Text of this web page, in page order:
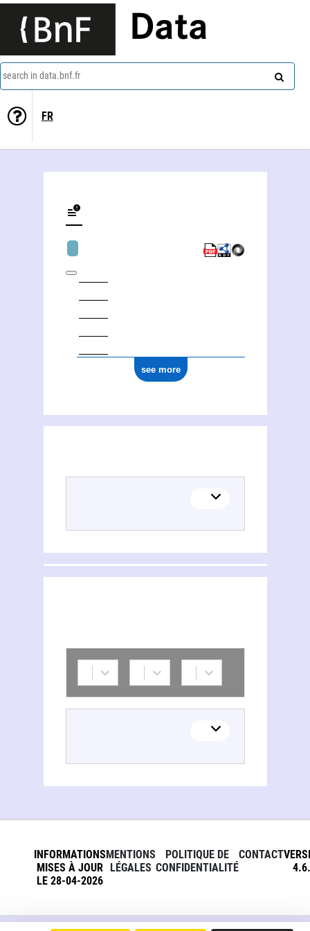
Data
search in data.bnf.fr
FR
see more
INFORMATIONS
MISES À JOUR
LE 28-04-2026
MENTIONS
LÉGALES
POLITIQUE DE
CONFIDENTIALITÉ
CONTACT